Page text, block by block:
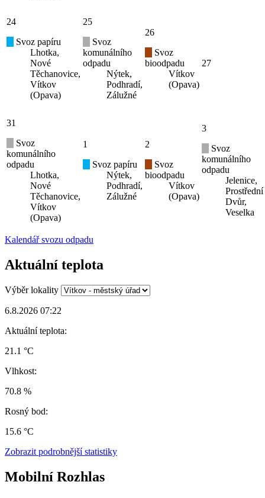
24
Svoz papíru
Lhotka,
Nové
Těchanovice,
Vítkov
(Opava)
25
Svoz
komunálního
odpadu
Nýtek,
Podhradí,
Zálužné
26
Svoz
bioodpadu
Vítkov
(Opava)
27
31
Svoz
komunálního
odpadu
Lhotka,
Nové
Těchanovice,
Vítkov
(Opava)
1
Svoz papíru
Nýtek,
Podhradí,
Zálužné
2
Svoz
bioodpadu
Vítkov
(Opava)
3
Svoz
komunálního
odpadu
Jelenice,
Prostřední
Dvůr,
Veselka
Kalendář svozu odpadu
Aktuální teplota
Výběr lokality
6.8.2026 07:22
Aktuální teplota:
21.1 °C
Vlhkost:
70.8 %
Rosný bod:
15.6 °C
Zobrazit podrobnější statistiky
Mobilní Rozhlas